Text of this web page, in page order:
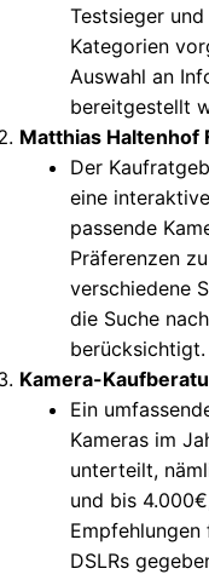
Testsieger
Kategorien
Auswahl an
bereitgestellt
Matthias Haltenhof
Der
eine
passende
Präferenzen
verschiedene
die Suche
berücksichtigt.
Kamera-
Ein
Kameras im
unterteilt,
und bis
DSLRs